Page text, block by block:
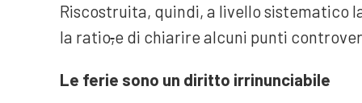
Riscostruita, quindi, a livello sistematico
la ratio,e di chiarire alcuni punti
Le ferie sono un diritto irrinunciabile